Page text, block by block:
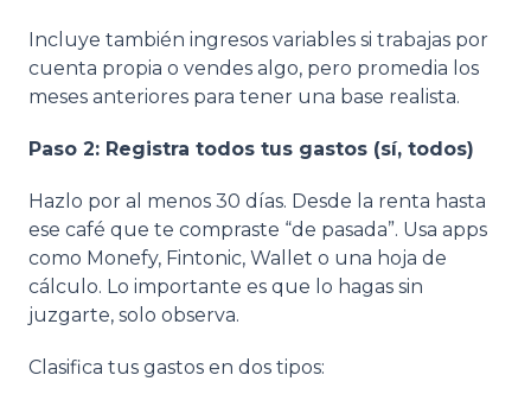
Incluye también ingresos variables si trabajas por
cuenta propia o vendes algo, pero promedia los
meses anteriores para tener una base realista.
Paso 2: Registra todos tus gastos (sí, todos)
Hazlo por al menos 30 días. Desde la renta hasta
ese café que te compraste “de pasada”. Usa apps
como Monefy, Fintonic, Wallet o una hoja de
cálculo. Lo importante es que lo hagas sin
juzgarte, solo observa.
Clasifica tus gastos en dos tipos: